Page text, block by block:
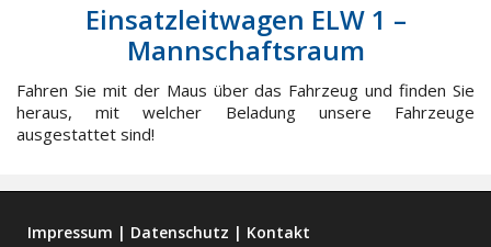
Einsatzleitwagen ELW 1 –
Mannschaftsraum
Fahren Sie mit der Maus über das Fahrzeug und finden Sie
heraus, mit welcher Beladung unsere Fahrzeuge
ausgestattet sind!
Impressum | Datenschutz | Kontakt